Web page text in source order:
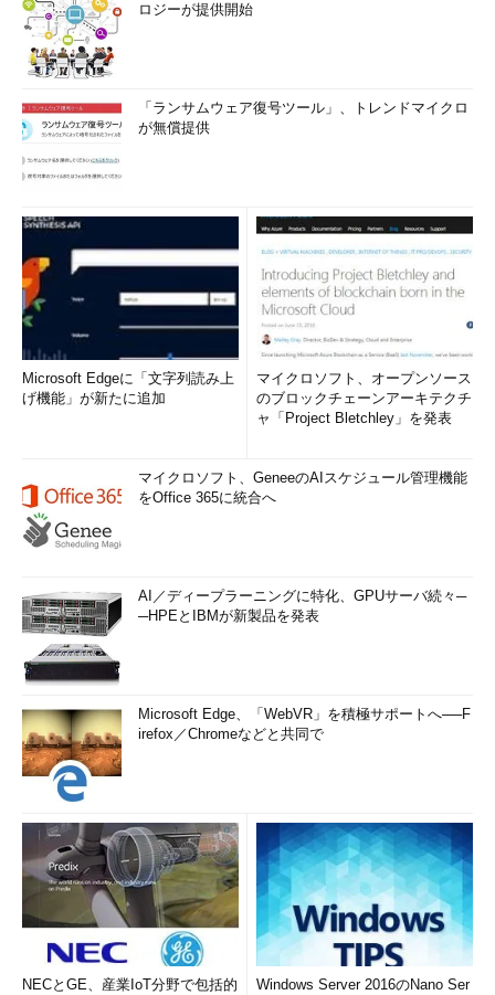
ロジーが提供開始
「ランサムウェア復号ツール」、トレンドマイクロ
が無償提供
Microsoft Edgeに「文字列読み上
げ機能」が新たに追加
マイクロソフト、オープンソース
のブロックチェーンアーキテクチ
ャ「Project Bletchley」を発表
マイクロソフト、GeneeのAIスケジュール管理機能
をOffice 365に統合へ
AI／ディープラーニングに特化、GPUサーバ続々─
─HPEとIBMが新製品を発表
Microsoft Edge、「WebVR」を積極サポートへ──F
irefox／Chromeなどと共同で
NECとGE、産業IoT分野で包括的
Windows Server 2016のNano Ser